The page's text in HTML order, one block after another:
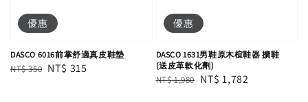
優惠
DASCO 6016前掌舒適真皮鞋墊
Regular
NT$ 350 Sale
NT$ 315
優惠
DASCO 1631男鞋原木楦鞋器 擴鞋
(送皮革軟化劑)
Regular
NT$ 1,980 Sale
NT$ 1,782